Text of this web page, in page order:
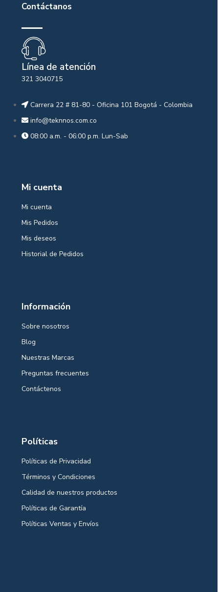
Contáctanos
Línea de atención
321 3040715
Carrera 22 # 81-80 - Oficina 101 Bogotá - Colombia
info@teknnos.com.co
08:00 a.m. - 06:00 p.m. Lun-Sab
Mi cuenta
Mi cuenta
Mis Pedidos
Mis deseos
Historial de Pedidos
Información
Sobre nosotros
Blog
Nuestras Marcas
Preguntas frecuentes
Contáctenos
Políticas
Políticas de Privacidad
Términos y Condiciones
Calidad de nuestros productos
Políticas de Garantía
Políticas Ventas y Envíos